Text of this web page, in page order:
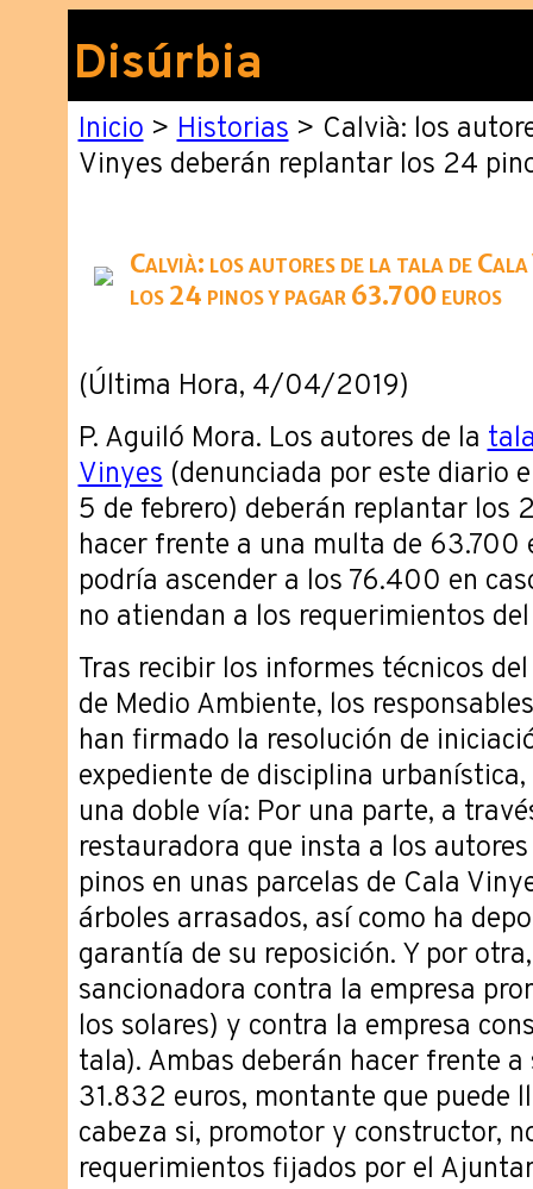
Disúrbia
Inicio>Historias> Calvià: los
Vinyes deberán replantar los 24
Calvià: los autores de la tala de
los 24 pinos y pagar 63.700 euros
(Última Hora, 4/04/2019)
P. Aguiló Mora. Los autores de la
Vinyes(denunciada por este diario
5 de febrero) deberán replantar los
hacer frente a una multa de 63.700
podría ascender a los 76.400 en
no atiendan a los requerimientos
Tras recibir los informes técnicos
de Medio Ambiente, los
han firmado la resolución de
expediente de disciplina
una doble vía: Por una parte, a
restauradora que insta a los
pinos en unas parcelas de Cala
árboles arrasados, así como ha
garantía de su reposición. Y por
sancionadora contra la empresa
los solares) y contra la empresa
tala). Ambas deberán hacer frente a
31.832 euros, montante que puede
cabeza si, promotor y constructor,
requerimientos fijados por el